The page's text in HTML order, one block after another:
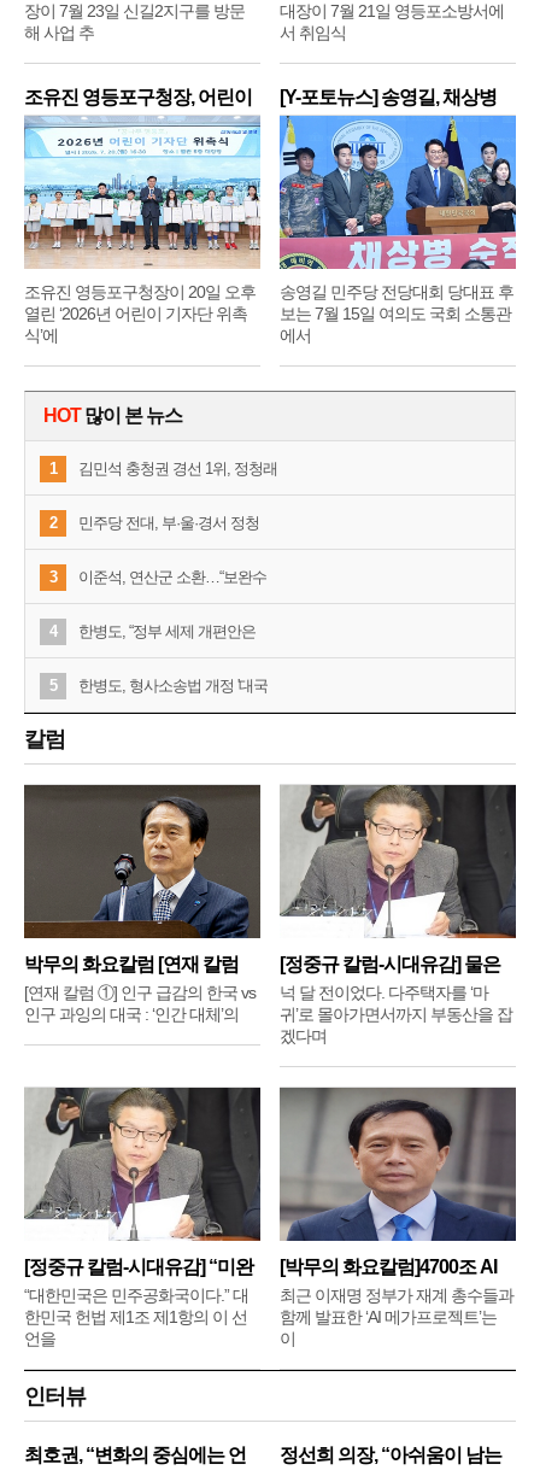
장이 7월 23일 신길2지구를 방문
해 사업 추
대장이 7월 21일 영등포소방서에
서 취임식
조유진 영등포구청장, 어린이
기
조유진 영등포구청장이 20일 오후
열린 ‘2026년 어린이 기자단 위촉
식’에
[Y-포토뉴스] 송영길, 채상병
순
송영길 민주당 전당대회 당대표 후
보는 7월 15일 여의도 국회 소통관
에서
HOT많이 본 뉴스
1 김민석 충청권 경선 1위, 정청래
2 민주당 전대, 부·울·경서 정청
3 이준석, 연산군 소환…“보완수
4 한병도, “정부 세제 개편안은
5 한병도, 형사소송법 개정 '대국
칼럼
박무의 화요칼럼 [연재 칼럼
①]
[연재 칼럼 ①] 인구 급감의 한국 vs
인구 과잉의 대국 : ‘인간 대체’의
[정중규 칼럼-시대유감] 물은
배
넉 달 전이었다. 다주택자를 ‘마
귀’로 몰아가면서까지 부동산을 잡
겠다며
[정중규 칼럼-시대유감] “미완
“대한민국은 민주공화국이다.” 대
한민국 헌법 제1조 제1항의 이 선
언을
[박무의 화요칼럼]4700조 AI
메
최근 이재명 정부가 재계 총수들과
함께 발표한 ‘AI 메가프로젝트’는
이
인터뷰
최호권, “변화의 중심에는 언
정선희 의장, “아쉬움이 남는